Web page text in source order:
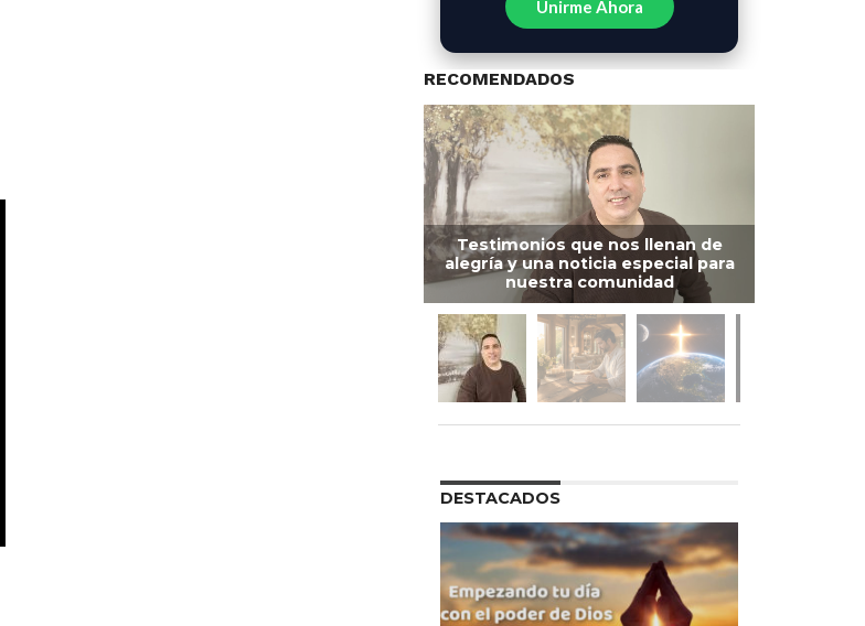
Unirme Ahora
RECOMENDADOS
Testimonios que nos llenan de
alegría y una noticia especial para
nuestra comunidad
DESTACADOS